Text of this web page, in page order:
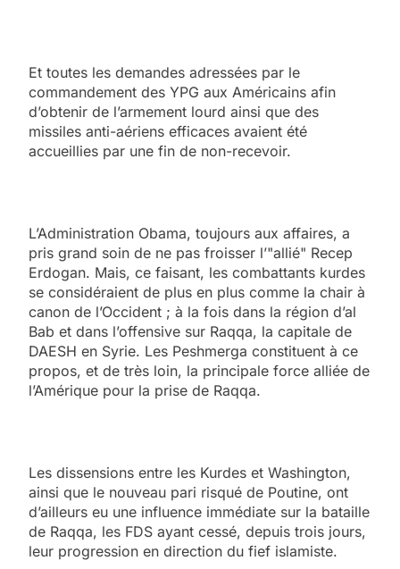
Et toutes les demandes adressées par le
commandement des YPG aux Américains afin
d’obtenir de l’armement lourd ainsi que des
missiles anti-aériens efficaces avaient été
accueillies par une fin de non-recevoir.
L’Administration Obama, toujours aux affaires, a
pris grand soin de ne pas froisser l’"allié" Recep
Erdogan. Mais, ce faisant, les combattants kurdes
se considéraient de plus en plus comme la chair à
canon de l’Occident ; à la fois dans la région d’al
Bab et dans l’offensive sur Raqqa, la capitale de
DAESH en Syrie. Les Peshmerga constituent à ce
propos, et de très loin, la principale force alliée de
l’Amérique pour la prise de Raqqa.
Les dissensions entre les Kurdes et Washington,
ainsi que le nouveau pari risqué de Poutine, ont
d’ailleurs eu une influence immédiate sur la bataille
de Raqqa, les FDS ayant cessé, depuis trois jours,
leur progression en direction du fief islamiste.